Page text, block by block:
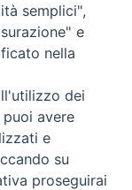
di Scienze
Biblioteca
e della
Cuore
Facoltà
dell’ISSR di
semplici",
e
nella
dei
avere
e
su
proseguirai